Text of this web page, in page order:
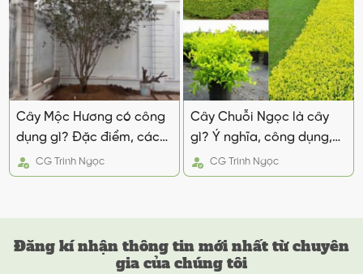
Cây Mộc Hương có công
dụng gì? Đặc điểm, cách
trồng và chăm sóc
CGTrinh Ngọc
Cây Chuỗi Ngọc là cây
gì? Ý nghĩa, công dụng,
cách trồng đúng kĩ thuật
CG Trinh Ngọc
Đăng kí nhận thông tin mới nhất từ chuyên
gia của chúng tôi